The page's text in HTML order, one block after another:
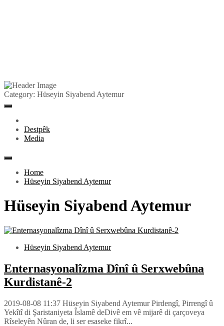
Skip
to
content
Pêlkurd
Category: Hüseyin Siyabend Aytemur
Primary
Destpêk
Media
Home
Hüseyin Siyabend Aytemur
Hüseyin Siyabend Aytemur
Hüseyin Siyabend Aytemur
Enternasyonalîzma Dînî û Serxwebûna
Kurdistanê-2
2019-08-08 11:37 Hüseyin Siyabend Aytemur Pirdengî, Pirrengî û
Yekîtî di Şaristaniyeta Îslamê deDivê em vê mijarê di çarçoveya
Rîseleyên Nûran de, li ser esaseke fikrî...